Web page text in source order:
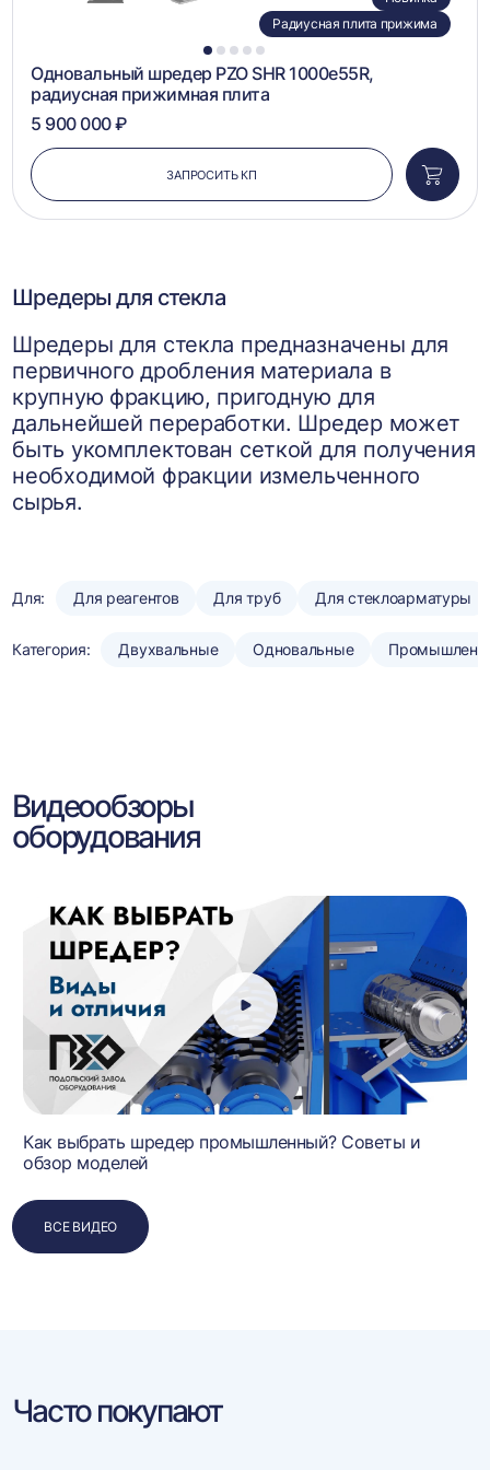
1 2 3 4 5
Радиусная плита прижима
Одновальный шредер PZO SHR 1000e55R,
радиусная прижимная плита
5 900 000 ₽
ЗАПРОСИТЬ КП
в
Шредеры для стекла
Шредеры для стекла предназначены для
первичного дробления материала в
крупную фракцию, пригодную для
дальнейшей переработки. Шредер может
быть укомплектован сеткой для получения
необходимой фракции измельченного
сырья.
Для: Для реагентов Для труб Для стеклоарматуры
Категория: Двухвальные Одновальные
Видеообзоры
оборудования
Как выбрать шредер промышленный? Советы и
обзор моделей
ВСЕ ВИДЕО
Часто покупают